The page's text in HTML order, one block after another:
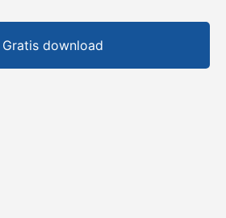
Gratis download